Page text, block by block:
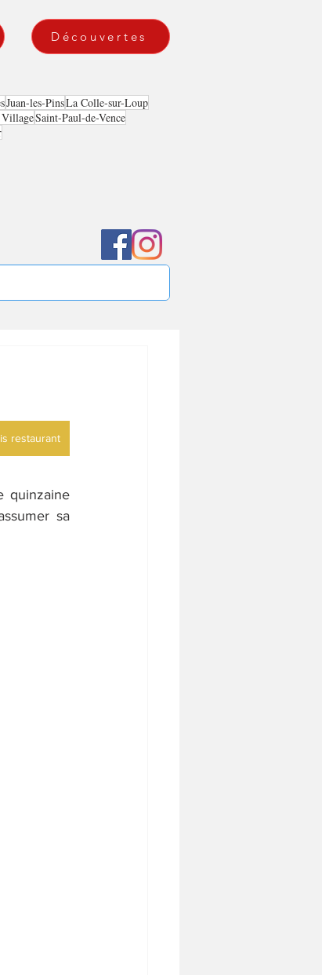
Découvertes
Juan-les-PinsLa Colle-sur-Loup
Saint-Paul-de-Vence
restaurant
quinzaine
sa